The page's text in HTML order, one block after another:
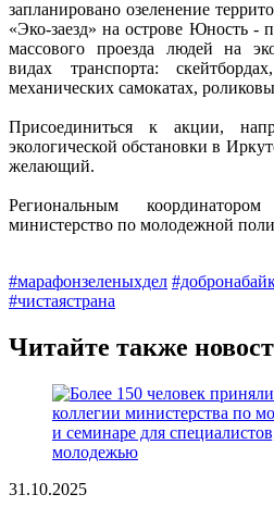
запланировано озеленение
«Эко-заезд» на острове Юность -
массового проезда людей на
видах транспорта:
механических самокатах,
Присоединиться к акции,
экологической обстановки в
желающий.
Региональным
министерство по молодежной
#марафонзеленыхдел
#чистаястрана
Читайте также
31.10.2025